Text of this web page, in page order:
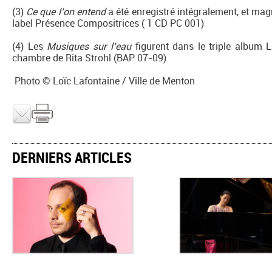
(3) Ce que l’on entenda été enregistré intégralement, et
label Présence Compositrices ( 1 CD PC 001)
(4) Les Musiques sur l’eaufigurent dans le triple album
chambre de Rita Strohl (BAP 07-09)
Photo © Loïc Lafontaine / Ville de Menton
DERNIERS ARTICLES